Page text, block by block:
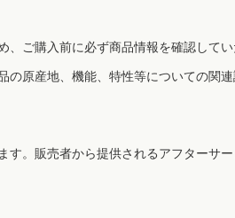
ご購入前に必ず商品情報を確認してい
原産地、機能、特性等についての関
。販売者から提供されるアフターサ